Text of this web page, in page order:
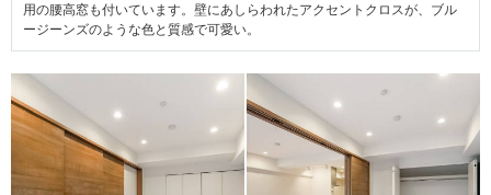
用の腰高窓も付いています。壁にあしらわれたアクセントクロスが、ブル
ージーンズのような色と質感で可愛い。